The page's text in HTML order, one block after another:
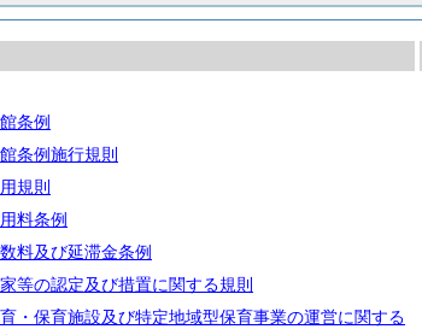
条例
条例施行規則
規則
料条例
料及び延滞金条例
等の認定及び措置に関する規則
・保育施設及び特定地域型保育事業の運営に関する